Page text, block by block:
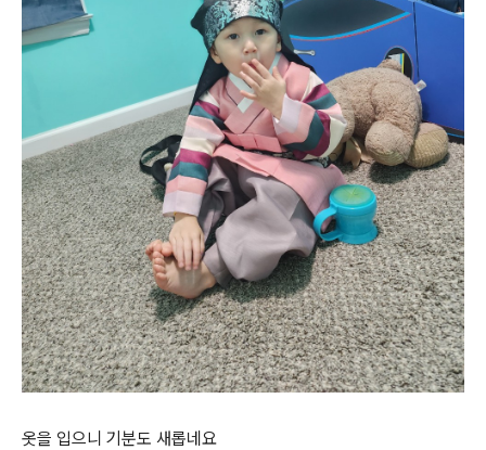
옷을 입으니 기분도 새롭네요